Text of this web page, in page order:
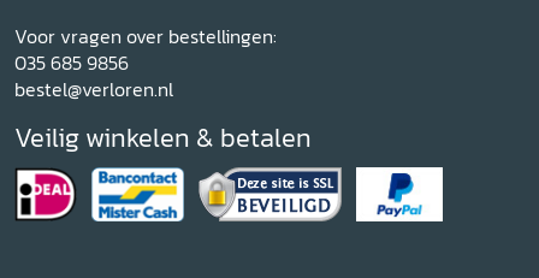
Voor vragen over bestellingen:
035 685 9856
bestel@verloren.nl
Veilig winkelen & betalen